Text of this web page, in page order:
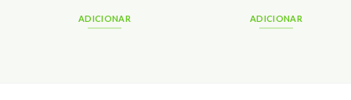
ADICIONAR ADICIONAR